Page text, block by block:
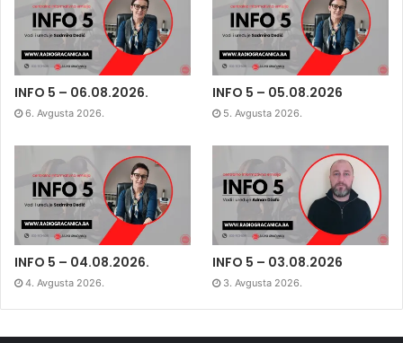
INFO 5 – 06.08.2026.
6. Avgusta 2026.
INFO 5 – 05.08.2026
5. Avgusta 2026.
INFO 5 – 04.08.2026.
4. Avgusta 2026.
INFO 5 – 03.08.2026
3. Avgusta 2026.